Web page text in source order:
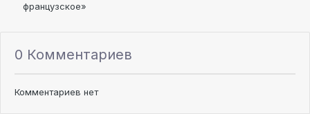
французское»
0 Комментариев
Комментариев нет